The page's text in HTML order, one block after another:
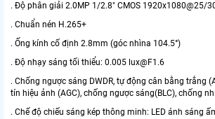
. Độ phân giải 2.0MP 1/2.8" CMOS 1920x1080@25/
. Chuẩn nén H.265+
. Ống kính cố định 2.8mm (góc nhìna 104.5°)
. Độ nhạy sáng tối thiểu: 0.005 lux@F1.6
. Chống ngược sáng DWDR, tự động cân bằng trắng
tín hiệu ảnh (AGC), chống ngược sáng(BLC), chống
. Chế độ chiếu sáng kép thông minh: LED ánh sáng